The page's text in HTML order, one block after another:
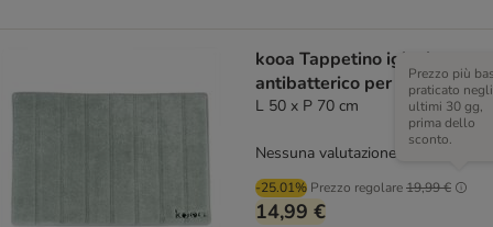
kooa Tappetino igienico
antibatterico per toilette
L 50 x P 70 cm
-25.01% Prezzo regolare19,99 €
Prezzo più
praticato negli
ultimi 30 gg,
prima dello
sconto.
14,99 €
Nessuna valutazione